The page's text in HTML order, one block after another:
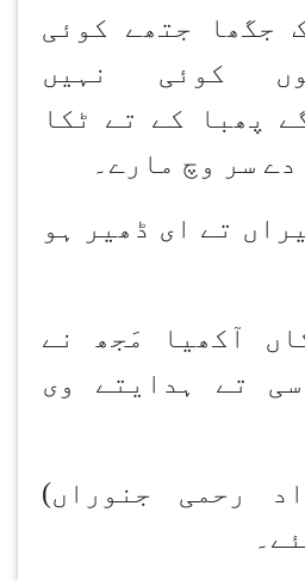
جگھا جتھے کوئی
کوئی نہیں
پھبا کے تے ٹکا
سر وچ مارے۔
تے ای ڈھیر ہو
آکھیا مَجھ نے
تے ہدایتے وی
رحمی جنوراں)